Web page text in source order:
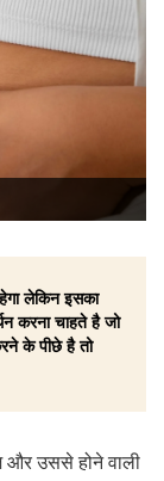
लेकिन इसका
करना चाहते है जो
के पीछे है तो
और उससे होने वाली